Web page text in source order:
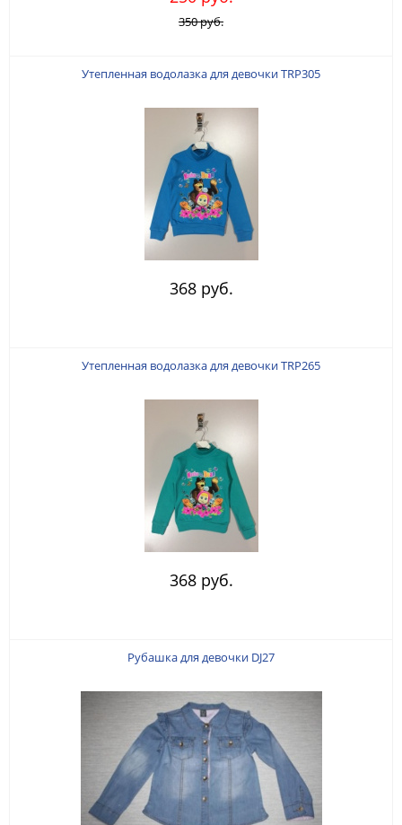
350 руб.
Утепленная водолазка для девочки TRP305
368 руб.
Утепленная водолазка для девочки TRP265
368 руб.
Рубашка для девочки DJ27